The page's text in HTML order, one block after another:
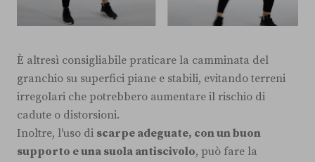
È altresì consigliabile praticare la camminata del
granchio su superfici piane e stabili, evitando terreni
irregolari che potrebbero aumentare il rischio di
cadute o distorsioni.
Inoltre, l'uso di scarpe adeguate, con un buon
supporto e una suola antiscivolo, può fare la